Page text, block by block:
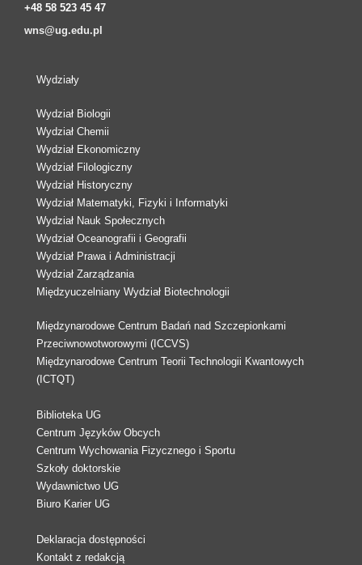
+48 58 523 45 47
wns@ug.edu.pl
Wydziały
Wydział Biologii
Wydział Chemii
Wydział Ekonomiczny
Wydział Filologiczny
Wydział Historyczny
Wydział Matematyki, Fizyki i Informatyki
Wydział Nauk Społecznych
Wydział Oceanografii i Geografii
Wydział Prawa i Administracji
Wydział Zarządzania
Międzyuczelniany Wydział Biotechnologii
Międzynarodowe Centrum Badań nad Szczepionkami
Przeciwnowotworowymi (ICCVS)
Międzynarodowe Centrum Teorii Technologii Kwantowych
(ICTQT)
Biblioteka UG
Centrum Języków Obcych
Centrum Wychowania Fizycznego i Sportu
Szkoły doktorskie
Wydawnictwo UG
Biuro Karier UG
Deklaracja dostępności
Kontakt z redakcją